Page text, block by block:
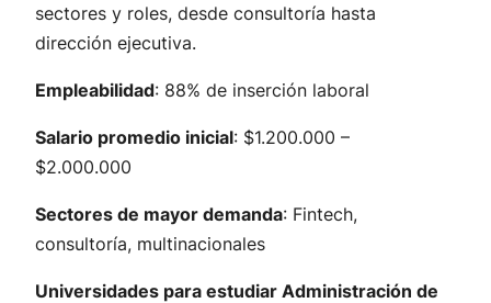
sectores y roles, desde consultoría hasta
dirección ejecutiva.
Empleabilidad: 88% de inserción laboral
Salario promedio inicial: $1.200.000 –
$2.000.000
Sectores de mayor demanda: Fintech,
consultoría, multinacionales
Universidades para estudiar Administración de